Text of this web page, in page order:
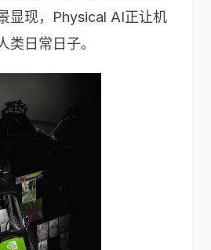
显现，Physical AI正让机
类日常日子。